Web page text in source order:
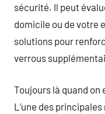
sécurité. Il peut
domicile ou de votre
solutions pour
verrous
Toujours là quand on
L’une des